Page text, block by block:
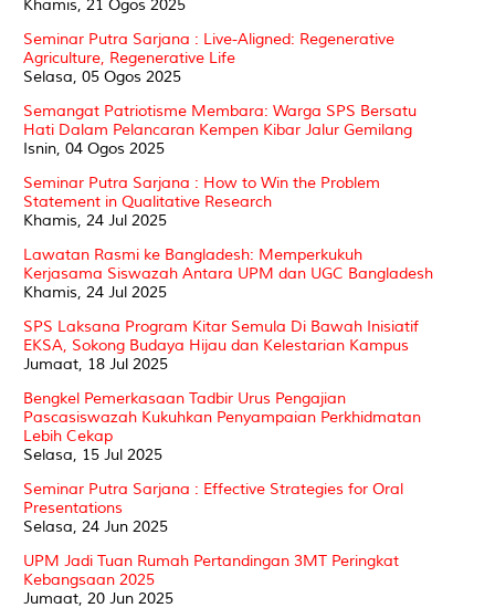
Khamis, 21 Ogos 2025
Seminar Putra Sarjana : Live-Aligned: Regenerative
Agriculture, Regenerative Life
Selasa, 05 Ogos 2025
Semangat Patriotisme Membara: Warga SPS Bersatu
Hati Dalam Pelancaran Kempen Kibar Jalur Gemilang
Isnin, 04 Ogos 2025
Seminar Putra Sarjana : How to Win the Problem
Statement in Qualitative Research
Khamis, 24 Jul 2025
Lawatan Rasmi ke Bangladesh: Memperkukuh
Kerjasama Siswazah Antara UPM dan UGC Bangladesh
Khamis, 24 Jul 2025
SPS Laksana Program Kitar Semula Di Bawah Inisiatif
EKSA, Sokong Budaya Hijau dan Kelestarian Kampus
Jumaat, 18 Jul 2025
Bengkel Pemerkasaan Tadbir Urus Pengajian
Pascasiswazah Kukuhkan Penyampaian Perkhidmatan
Lebih Cekap
Selasa, 15 Jul 2025
Seminar Putra Sarjana : Effective Strategies for Oral
Presentations
Selasa, 24 Jun 2025
UPM Jadi Tuan Rumah Pertandingan 3MT Peringkat
Kebangsaan 2025
Jumaat, 20 Jun 2025